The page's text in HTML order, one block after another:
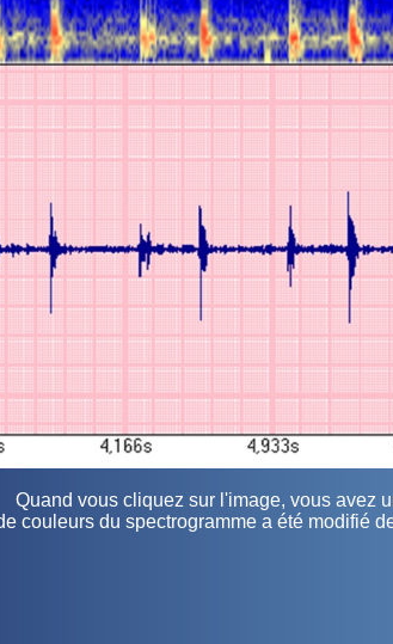
Quand vous cliquez sur l'image, vous avez
couleurs du spectrogramme a été modifié